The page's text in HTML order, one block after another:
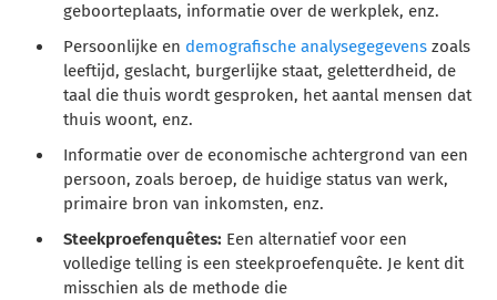
geboorteplaats, informatie over de werkplek, enz.
Persoonlijke en demografische analysegegevens zoals
leeftijd, geslacht, burgerlijke staat, geletterdheid, de
taal die thuis wordt gesproken, het aantal mensen dat
thuis woont, enz.
Informatie over de economische achtergrond van een
persoon, zoals beroep, de huidige status van werk,
primaire bron van inkomsten, enz.
Steekproefenquêtes: Een alternatief voor een
volledige telling is een steekproefenquête. Je kent dit
misschien als de methode die